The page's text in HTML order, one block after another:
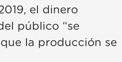
el dinero
público “se
la producción se